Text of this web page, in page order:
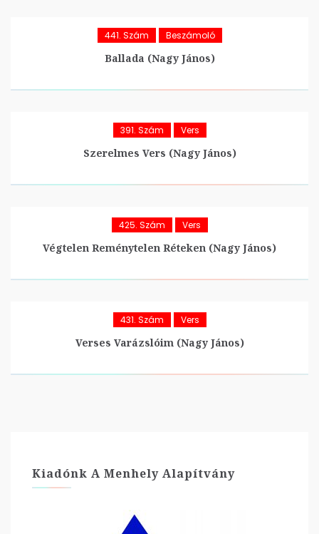
441. Szám Beszámoló
Ballada (Nagy János)
391. Szám Vers
Szerelmes Vers (Nagy János)
425. Szám Vers
Végtelen Reménytelen Réteken (Nagy János)
431. Szám Vers
Verses Varázslóim (Nagy János)
Kiadónk A Menhely Alapítvány